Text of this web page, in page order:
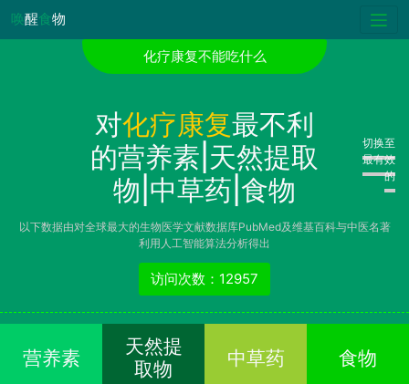
唤醒食物
化疗康复不能吃什么
对化疗康复最不利
的营养素|天然提取
物|中草药|食物
切换至
最有效
的
以下数据由对全球最大的生物医学文献数据库PubMed及维基百科与中医名著
利用人工智能算法分析得出
访问次数：12957
营养素
天然提
取物
中草药 食物